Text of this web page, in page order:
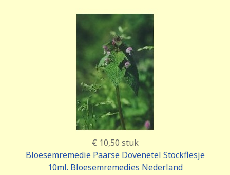
€ 10,50 stuk
Bloesemremedie Paarse Dovenetel Stockflesje
10ml. Bloesemremedies Nederland